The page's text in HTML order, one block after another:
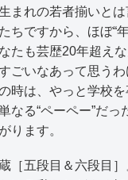
まれの若者揃いとは
ちですから、ほぼ“
たも芸歴20年超え
ごいなあって思う
時は、やっと学校を
なる“ペーペー”だっ
ります。
［五段目＆六段目